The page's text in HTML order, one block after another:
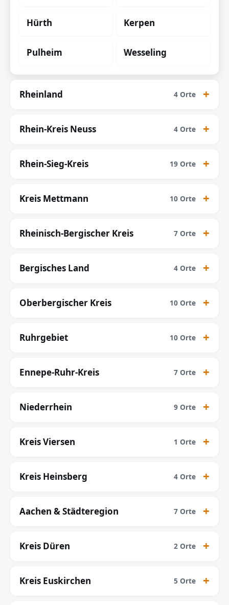
Hürth Kerpen
Pulheim Wesseling
Rheinland 4 Orte
Rhein-Kreis Neuss 4 Orte
Rhein-Sieg-Kreis 19 Orte
Kreis Mettmann 10 Orte
Rheinisch-Bergischer Kreis 7 Orte
Bergisches Land 4 Orte
Oberbergischer Kreis 10 Orte
Ruhrgebiet 10 Orte
Ennepe-Ruhr-Kreis 7 Orte
Niederrhein 9 Orte
Kreis Viersen 1 Orte
Kreis Heinsberg 4 Orte
Aachen & Städteregion 7 Orte
Kreis Düren 2 Orte
Kreis Euskirchen 5 Orte